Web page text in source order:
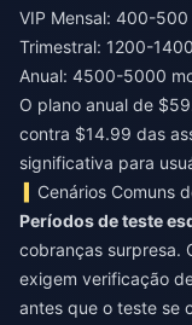
VIP Mensal: 400-
Trimestral: 1200-
Anual: 4500-5000
O plano anual de
contra $14.99 das
significativa para
Cenários Comuns
Períodos de teste
cobranças surpresa.
exigem verificação
antes que o teste se